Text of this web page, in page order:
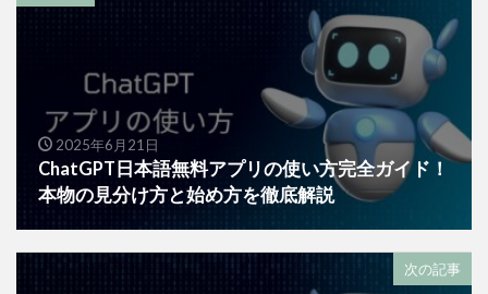
2025年6月21日
ChatGPT日本語無料アプリの使い方完全ガイド！
本物の見分け方と始め方を徹底解説
次の記事